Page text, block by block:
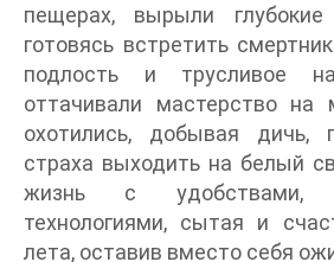
пещерах, вырыли
готовясь встретить
подлость и трусливое
оттачивали мастерство на
охотились, добывая дичь,
страха выходить на белый
жизнь с удобствами,
технологиями, сытая и
лета, оставив вместо себя